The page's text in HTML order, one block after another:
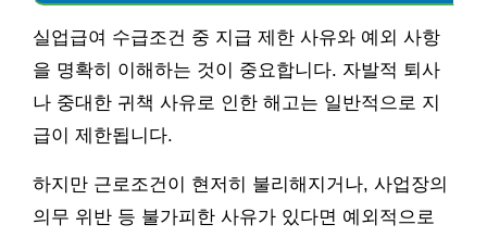
실업급여 수급조건 중 지급 제한 사유와 예외 사항
을 명확히 이해하는 것이 중요합니다. 자발적 퇴사
나 중대한 귀책 사유로 인한 해고는 일반적으로 지
급이 제한됩니다.
하지만 근로조건이 현저히 불리해지거나, 사업장의
의무 위반 등 불가피한 사유가 있다면 예외적으로